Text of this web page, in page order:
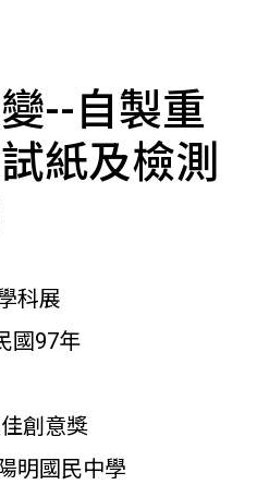
--自製重
紙及檢測
科展
國97年
創意獎
明國民中學